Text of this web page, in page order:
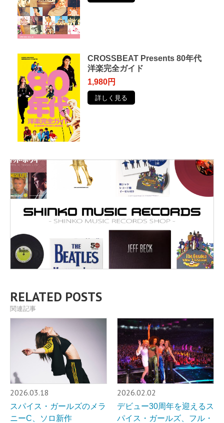
CROSSBEAT Presents 80年代
洋楽完全ガイド
1,980円
詳しく見る
RELATED POSTS
関連記事
2026.03.18
スパイス・ガールズのメラ
ニーC、ソロ新作
2026.02.02
デビュー30周年を迎えるス
パイス・ガールズ、フル・